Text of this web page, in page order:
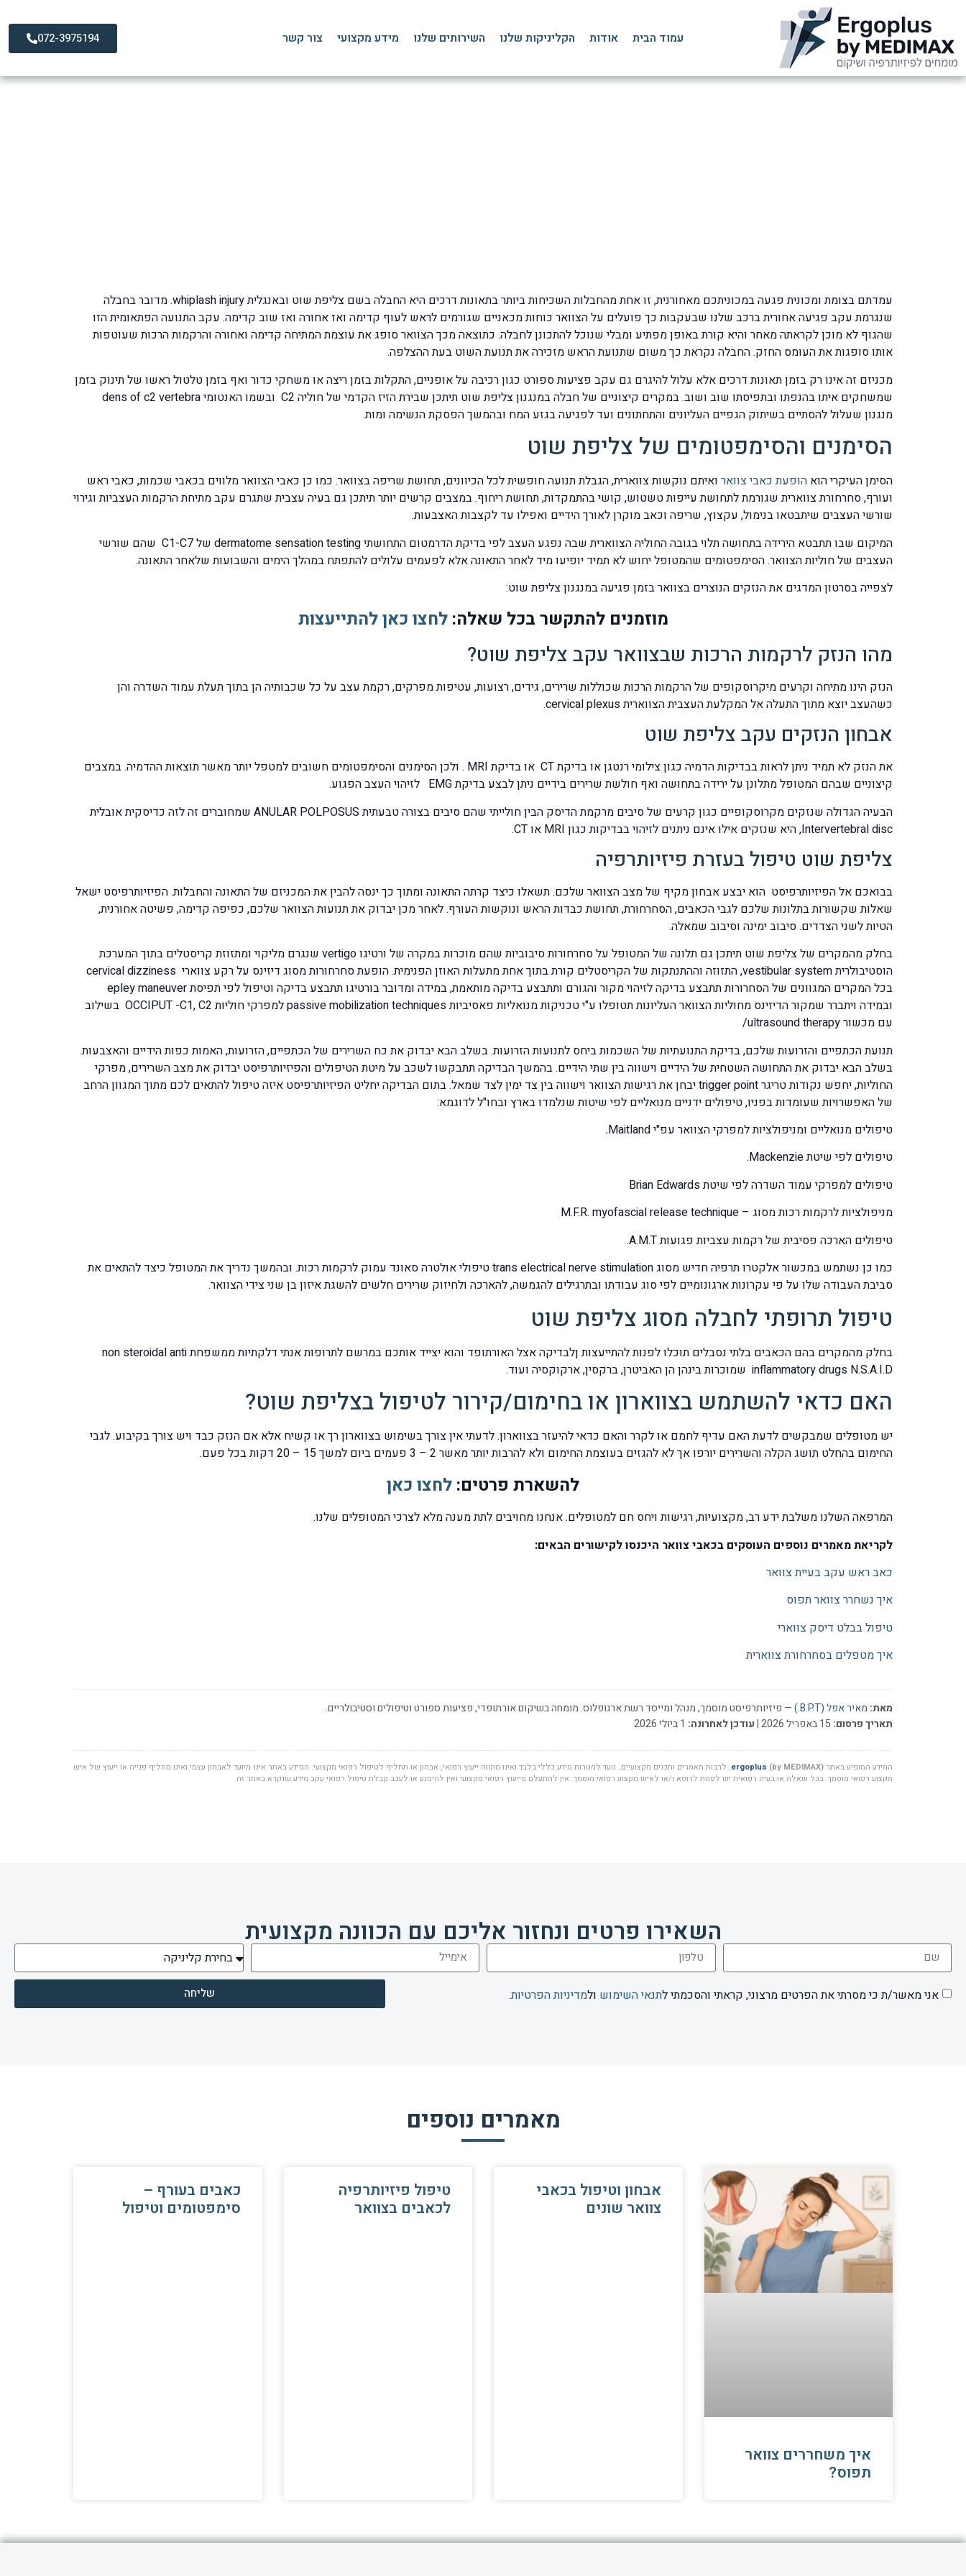
עמוד הבית אודות הקליניקות שלנו השירותים שלנו מידע מקצועי צור קשר 072-3975194
עמדתם בצומת ומכונית פגעה במכוניתכם מאחורנית, זו אחת מהחבלות השכיחות ביותר בתאונות דרכים היא החבלה בשם צליפת שוט ובאנגלית whiplash injury. מדובר בחבלה
שנגרמת עקב פגיעה אחורית ברכב שלנו שבעקבות כך פועלים על הצוואר כוחות מכאניים שגורמים לראש לעוף קדימה ואז אחורה ואז שוב קדימה. עקב התנועה הפתאומית הזו
שהגוף לא מוכן לקראתה מאחר והיא קורת באופן מפתיע ומבלי שנוכל להתכונן לחבלה. כתוצאה מכך הצוואר סופג את עוצמת המתיחה קדימה ואחורה והרקמות הרכות שעוטפות
אותו סופגות את העומס החזק. החבלה נקראת כך משום שתנועת הראש מזכירה את תנועת השוט בעת ההצלפה.
מכניזם זה אינו רק בזמן תאונות דרכים אלא עלול להיגרם גם עקב פציעות ספורט כגון רכיבה על אופניים, התקלות בזמן ריצה או משחקי כדור ואף בזמן טלטול ראשו של תינוק בזמן
שמשחקים איתו בהנפתו ובתפיסתו שוב ושוב. במקרים קיצוניים של חבלה במנגנון צליפת שוט תיתכן שבירת הזיז הקדמי של חוליה C2 ובשמו האנטומי dens of c2 vertebra
מנגנון שעלול להסתיים בשיתוק הגפיים העליונים והתחתונים ועד לפגיעה בגזע המח ובהמשך הפסקת הנשימה ומות.
הסימנים והסימפטומים של צליפת שוט
הסימן העיקרי הוא הופעת כאבי צוואר ואיתם נוקשות צווארית, הגבלת תנועה חופשית לכל הכיוונים, תחושת שריפה בצוואר. כמו כן כאבי הצוואר מלווים בכאבי שכמות, כאבי ראש
ועורף, סחרחורת צווארית שגורמת לתחושת עייפות טשטוש, קושי בהתמקדות, תחושת ריחוף. במצבים קרשים יותר תיתכן גם בעיה עצבית שתגרם עקב מתיחת הרקמות העצביות וגירוי
שורשי העצבים שיתבטאו בנימול, עקצוץ, שריפה וכאב מוקרן לאורך הידיים ואפילו עד לקצבות האצבעות.
המיקום שבו תתבטא הירידה בתחושה תלוי בגובה החוליה הצווארית שבה נפגע העצב לפי בדיקת הדרמטום התחושתי dermatome sensation testing של C1-C7 שהם שורשי
העצבים של חוליות הצוואר. הסימפטומים שהמטופל יחוש לא תמיד יופיעו מיד לאחר התאונה אלא לפעמים עלולים להתפתח במהלך הימים והשבועות שלאחר התאונה.
לצפייה בסרטון המדגים את הנזקים הנוצרים בצוואר בזמן פגיעה במנגנון צליפת שוט:
מוזמנים להתקשר בכל שאלה:לחצו כאן להתייעצות
מהו הנזק לרקמות הרכות שבצוואר עקב צליפת שוט?
הנזק הינו מתיחה וקרעים מיקרוסקופים של הרקמות הרכות שכוללות שרירים, גידים, רצועות, עטיפות מפרקים, רקמת עצב על כל שכבותיה הן בתוך תעלת עמוד השדרה והן
כשהעצב יוצא מתוך התעלה אל המקלעת העצבית הצווארית cervical plexus.
אבחון הנזקים עקב צליפת שוט
את הנזק לא תמיד ניתן לראות בבדיקות הדמיה כגון צילומי רנטגן או בדיקת CT או בדיקת MRI . ולכן הסימנים והסימפטומים חשובים למטפל יותר מאשר תוצאות ההדמיה. במצבים
קיצוניים שבהם המטופל מתלונן על ירידה בתחושה ואף חולשת שרירים בידיים ניתן לבצע בדיקת EMG לזיהוי העצב הפגוע.
הבעיה הגדולה שנזקים מקרוסקופיים כגון קרעים של סיבים מרקמת הדיסק הבין חולייתי שהם סיבים בצורה טבעתית ANULAR POLPOSUS שמחוברים זה לזה כדיסקית אובלית
Intervertebral disc, היא שנזקים אילו אינם ניתנים לזיהוי בבדיקות כגון MRI או CT.
צליפת שוט טיפול בעזרת פיזיותרפיה
בבואכם אל הפיזיותרפיסט הוא יבצע אבחון מקיף של מצב הצוואר שלכם. תשאלו כיצד קרתה התאונה ומתוך כך ינסה להבין את המכניזם של התאונה והחבלות. הפיזיותרפיסט ישאל
שאלות שקשורות בתלונות שלכם לגבי הכאבים, הסחרחורת, תחושת כבדות הראש ונוקשות העורף. לאחר מכן יבדוק את תנועות הצוואר שלכם, כפיפה קדימה, פשיטה אחורנית,
הטיות לשני הצדדים. סיבוב ימינה וסיבוב שמאלה.
בחלק מהמקרים של צליפת שוט תיתכן גם תלונה של המטופל על סחרחורות סיבוביות שהם מוכרות במקרה של ורטיגו vertigo שנגרם מליקוי ומתזוזת קריסטלים בתוך המערכת
הוסטיבולרית vestibular system, התזוזה וההתנתקות של הקריסטלים קורת בתוך אחת מתעלות האוזן הפנימית. הופעת סחרחורות מסוג דיזינס על רקע צווארי cervical dizziness
בכל המקרים המגוונים של הסחרורות תתבצע בדיקה לזיהוי מקור והגורם ותתבצע בדיקה מותאמת, במידה ומדובר בורטיגו תתבצע בדיקה וטיפול לפי תפיסת epley maneuver
ובמידה ויתברר שמקור הדיזינס מחוליות הצוואר העליונות תטופלו ע"י טכניקות מנואליות פאסיביות passive mobilization techniques למפרקי חוליות OCCIPUT -C1, C2 בשילוב
עם מכשור ultrasound therapy/
תנועת הכתפיים והזרועות שלכם, בדיקת התנועתיות של השכמות ביחס לתנועות הזרועות. בשלב הבא יבדוק את כח השרירים של הכתפיים, הזרועות, האמות כפות הידיים והאצבעות.
בשלב הבא יבדוק את התחושה השטחית של הידיים וישווה בין שתי הידיים. בהמשך הבדיקה תתבקשו לשכב על מיטת הטיפולים והפיזיותרפיסט יבדוק את מצב השרירים, מפרקי
החוליות, יחפש נקודות טריגר trigger point יבחן את רגישות הצוואר וישווה בין צד ימין לצד שמאל. בתום הבדיקה יחליט הפיזיותרפיסט איזה טיפול להתאים לכם מתוך המגוון הרחב
של האפשרויות שעומדות בפניו, טיפולים ידניים מנואליים לפי שיטות שנלמדו בארץ ובחו"ל לדוגמא:
טיפולים מנואליים ומניפולציות למפרקי הצוואר עפ"י Maitland
.
טיפולים לפי שיטת Mackenzie.
טיפולים למפרקי עמוד השדרה לפי שיטת Brian Edwards
מניפולציות לרקמות רכות מסוג – M.F.R. myofascial release technique
טיפולים הארכה פסיבית של רקמות עצביות פגועות A.M.T.
כמו כן נשתמש במכשור אלקטרו תרפיה חדיש מסוג trans electrical nerve stimulation טיפולי אולטרה סאונד עמוק לרקמות רכות. ובהמשך נדריך את המטופל כיצד להתאים את
סביבת העבודה שלו על פי עקרונות ארגונומיים לפי סוג עבודתו ובתרגילים להגמשה, להארכה ולחיזוק שרירים חלשים להשגת איזון בן שני צידי הצוואר.
טיפול תרופתי לחבלה מסוג צליפת שוט
בחלק מהמקרים בהם הכאבים בלתי נסבלים תוכלו לפנות להתייעצות ןלבדיקה אצל האורתופד והוא יצייד אותכם במרשם לתרופות אנתי דלקתיות ממשפחת non steroidal anti
inflammatory drugs N.S.A.I.D שמוכרות בינהן הן האביטרן, ברקסין, ארקוקסיה ועוד.
האם כדאי להשתמש בצווארון או בחימום/קירור לטיפול בצליפת שוט?
יש מטופלים שמבקשים לדעת האם עדיף לחמם או לקרר והאם כדאי להיעזר בצווארון. לדעתי אין צורך בשימוש בצווארון רך או קשיח אלא אם הנזק כבד ויש צורך בקיבוע. לגבי
החימום בהחלט תושג הקלה והשרירים יורפו אך לא להגזים בעוצמת החימום ולא להרבות יותר מאשר 2 – 3 פעמים ביום למשך 15 – 20 דקות בכל פעם.
להשארת פרטים: לחצו כאן
המרפאה השלנו משלבת ידע רב, מקצועיות, רגישות ויחס חם למטופלים. אנחנו מחויבים לתת מענה מלא לצרכי המטופלים שלנו.
לקריאת מאמרים נוספים העוסקים בכאבי צוואר היכנסו לקישורים הבאים:
כאב ראש עקב בעיית צוואר
איך נשחרר צוואר תפוס
טיפול בבלט דיסק צווארי
איך מטפלים בסחרחורת צווארית
מאת: מאיר אפל (B.P.T.)
— פיזיותרפיסט מוסמך, מנהל ומייסד רשת ארגופלוס. מומחה בשיקום אורתופדי, פציעות ספורט וטיפולים וסטיבולריים.
תאריך פרסום:
עודכן לאחרונה:
המידע המופיע באתר ergoplus (by MEDIMAX)
, לרבות מאמרים ותכנים מקצועיים, נועד למטרות מידע כללי בלבד ואינו מהווה ייעוץ רפואי, אבחון או תחליף לטיפול רפואי מקצועי. המידע באתר אינו מיועד לאבחון עצמי ואינו מחליף פנייה או ייעוץ של איש
מקצוע רפואי מוסמך. בכל שאלה או בעיה רפואית יש לפנות לרופא ו/או לאיש מקצוע רפואי מוסמך. אין להתעלם מייעוץ רפואי מקצועי ואין להימנע או לעכב קבלת טיפול רפואי עקב מידע שנקרא באתר זה
השאירו פרטים ונחזור אליכם עם הכוונה מקצועית
אני מאשר/ת כי מסרתי את הפרטים מרצוני, קראתי והסכמתי לתנאי השימוש ולמדיניות הפרטיות. שליחה
מאמרים נוספים
איך משחררים צוואר
תפוס?
אבחון וטיפול בכאבי
צוואר שונים
טיפול פיזיותרפיה
לכאבים בצוואר
כאבים בעורף –
סימפטומים וטיפול